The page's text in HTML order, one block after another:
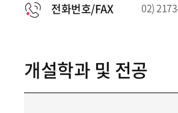
전화번호/FAX 02)
개설학과 및 전공